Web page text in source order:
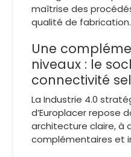
maîtrise des
qualité de fabrication.
Une
niveaux : le
connectivité
La Industrie 4.0
d’Europlacer repose
architecture claire, à
complémentaires et